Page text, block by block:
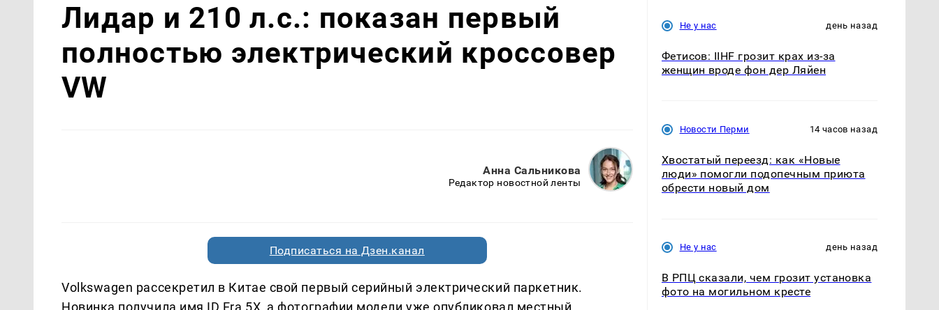
Лидар и 210 л.с.: показан первый
полностью электрический кроссовер
VW
Анна Сальникова
Редактор новостной ленты
Подписаться на Дзен.канал
Volkswagen рассекретил в Китае свой первый серийный электрический паркетник.
Новинка получила имя ID.Era 5X, а фотографии модели уже опубликовал местный
Не у нас день назад
Фетисов: IIHF грозит крах из-за
женщин вроде фон дер Ляйен
Новости Перми 14 часов назад
Хвостатый переезд: как «Новые
люди» помогли подопечным приюта
обрести новый дом
Не у нас день назад
В РПЦ сказали, чем грозит установка
фото на могильном кресте